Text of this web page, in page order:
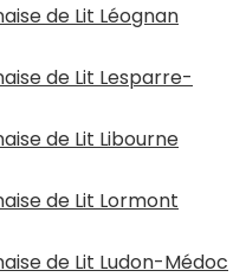
de Lit Léognan
de Lit Lesparre-
de Lit Libourne
de Lit Lormont
de Lit Ludon-Médoc